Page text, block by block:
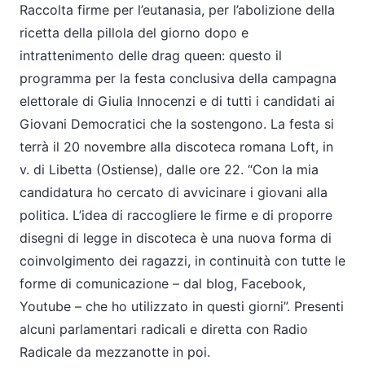
Raccolta firme per l’eutanasia, per l’abolizione della
ricetta della pillola del giorno dopo e
intrattenimento delle drag queen: questo il
programma per la festa conclusiva della campagna
elettorale di Giulia Innocenzi e di tutti i candidati ai
Giovani Democratici che la sostengono. La festa si
terrà il 20 novembre alla discoteca romana Loft, in
v. di Libetta (Ostiense), dalle ore 22. “Con la mia
candidatura ho cercato di avvicinare i giovani alla
politica. L’idea di raccogliere le firme e di proporre
disegni di legge in discoteca è una nuova forma di
coinvolgimento dei ragazzi, in continuità con tutte le
forme di comunicazione – dal blog, Facebook,
Youtube – che ho utilizzato in questi giorni”. Presenti
alcuni parlamentari radicali e diretta con Radio
Radicale da mezzanotte in poi.